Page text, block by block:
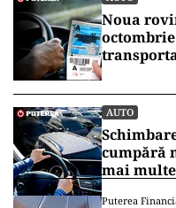
Noua
octombrie
AUTO
cumpără
mai
Puterea